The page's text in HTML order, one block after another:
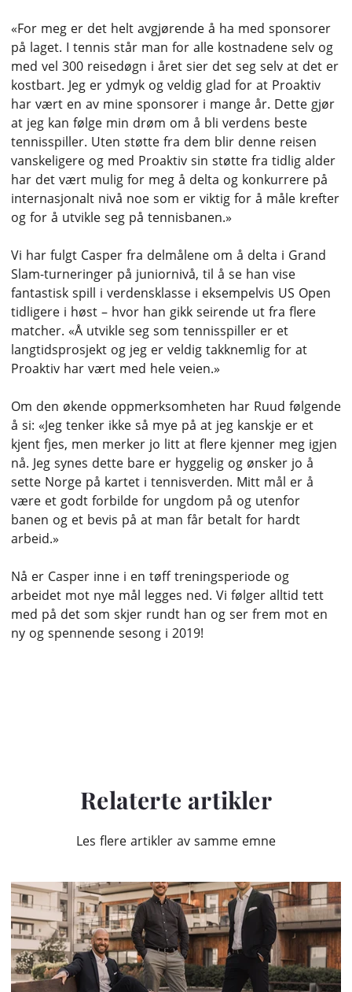
«For meg er det helt avgjørende å ha med sponsorer
på laget. I tennis står man for alle kostnadene selv og
med vel 300 reisedøgn i året sier det seg selv at det er
kostbart. Jeg er ydmyk og veldig glad for at Proaktiv
har vært en av mine sponsorer i mange år. Dette gjør
at jeg kan følge min drøm om å bli verdens beste
tennisspiller. Uten støtte fra dem blir denne reisen
vanskeligere og med Proaktiv sin støtte fra tidlig alder
har det vært mulig for meg å delta og konkurrere på
internasjonalt nivå noe som er viktig for å måle krefter
og for å utvikle seg på tennisbanen.»
Vi har fulgt Casper fra delmålene om å delta i Grand
Slam-turneringer på juniornivå, til å se han vise
fantastisk spill i verdensklasse i eksempelvis US Open
tidligere i høst – hvor han gikk seirende ut fra flere
matcher. «Å utvikle seg som tennisspiller er et
langtidsprosjekt og jeg er veldig takknemlig for at
Proaktiv har vært med hele veien.»
Om den økende oppmerksomheten har Ruud følgende
å si: «Jeg tenker ikke så mye på at jeg kanskje er et
kjent fjes, men merker jo litt at flere kjenner meg igjen
nå. Jeg synes dette bare er hyggelig og ønsker jo å
sette Norge på kartet i tennisverden. Mitt mål er å
være et godt forbilde for ungdom på og utenfor
banen og et bevis på at man får betalt for hardt
arbeid.»
Nå er Casper inne i en tøff treningsperiode og
arbeidet mot nye mål legges ned. Vi følger alltid tett
med på det som skjer rundt han og ser frem mot en
ny og spennende sesong i 2019!
Relaterte artikler
Les flere artikler av samme emne